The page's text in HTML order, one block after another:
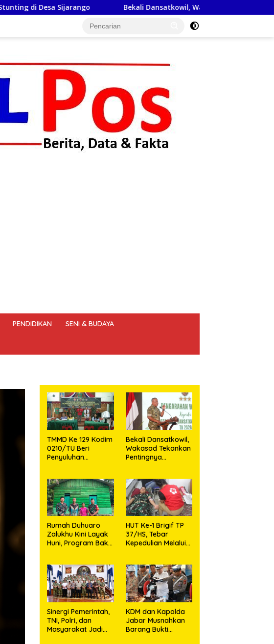
Bekali Dansatkowil, Wakasad Tekankan Pentingnya Komunikasi
PENDIDIKAN SENI & BUDAYA
TMMD Ke 129 Kodim
0210/TU Beri
Penyuluhan
Stunting di Desa
Sijarango
Bekali Dansatkowil,
Wakasad Tekankan
Pentingnya
Rumah Duhuaro
Zalukhu Kini Layak
Huni, Program Bakti
Nias Utara
HUT Ke-1 Brigif TP
37/HS, Tebar
Kepedulian Melalui
Harapan Hidup Bagi
Yang
Membutuhkan
Sinergi Pemerintah,
TNI, Polri, dan
Masyarakat Jadi
KDM dan Kapolda
Jabar Musnahkan
Barang Bukti